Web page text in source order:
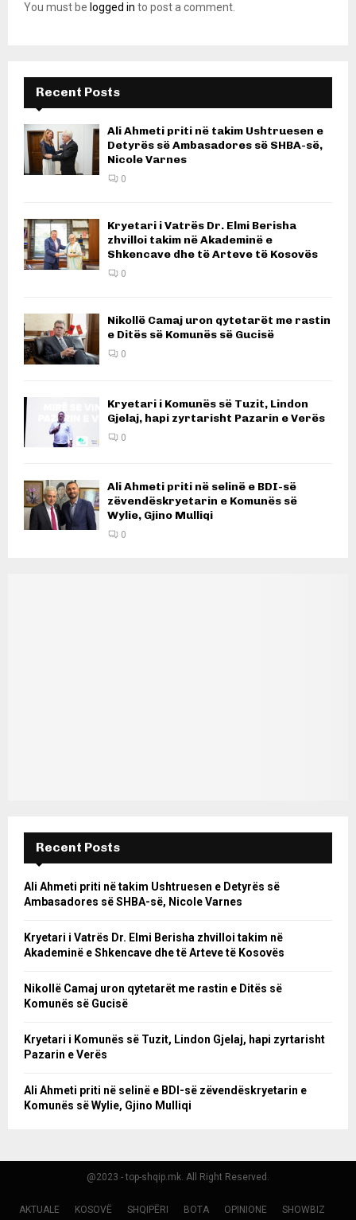
You must be logged in to post a comment.
Recent Posts
Ali Ahmeti priti në takim Ushtruesen e
Detyrës së Ambasadores së SHBA-së,
Nicole Varnes
0
Kryetari i Vatrës Dr. Elmi Berisha
zhvilloi takim në Akademinë e
Shkencave dhe të Arteve të Kosovës
0
Nikollë Camaj uron qytetarët me rastin
e Ditës së Komunës së Gucisë
0
Kryetari i Komunës së Tuzit, Lindon
Gjelaj, hapi zyrtarisht Pazarin e Verës
0
Ali Ahmeti priti në selinë e BDI-së
zëvendëskryetarin e Komunës së
Wylie, Gjino Mulliqi
0
Recent Posts
Ali Ahmeti priti në takim Ushtruesen e Detyrës së
Ambasadores së SHBA-së, Nicole Varnes
Kryetari i Vatrës Dr. Elmi Berisha zhvilloi takim në
Akademinë e Shkencave dhe të Arteve të Kosovës
Nikollë Camaj uron qytetarët me rastin e Ditës së
Komunës së Gucisë
Kryetari i Komunës së Tuzit, Lindon Gjelaj, hapi zyrtarisht
Pazarin e Verës
Ali Ahmeti priti në selinë e BDI-së zëvendëskryetarin e
Komunës së Wylie, Gjino Mulliqi
@2023 - top-shqip.mk. All Right Reserved.
AKTUALE KOSOVË SHQIPËRI BOTA OPINIONE SHOWBIZ